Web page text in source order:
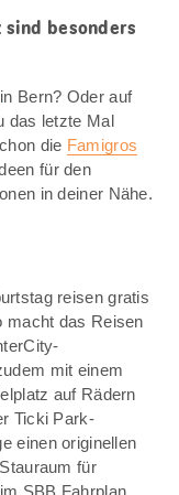
besonders
in Bern? Oder auf
das letzte Mal
die Famigros
für den
in deiner Nähe.
reisen gratis
macht das Reisen
mit einem
auf Rädern
Ticki Park-
einen originellen
für
SBB Fahrplan